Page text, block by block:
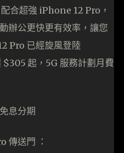
合超強 iPhone 12 Pro，
辦公更快更有效率，讓您
Pro 已經旋風登陸
起，5G 服務計劃月費
息分期
傳送門 ：